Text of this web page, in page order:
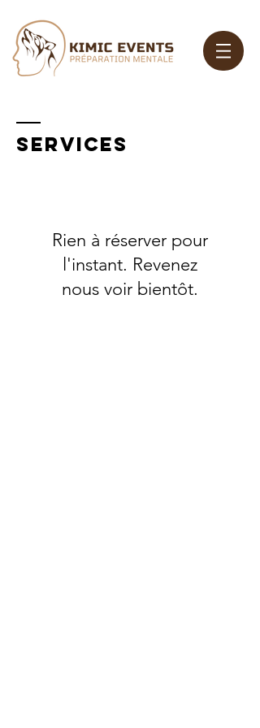
SERVICES
Rien à réserver pour
l'instant. Revenez
nous voir bientôt.